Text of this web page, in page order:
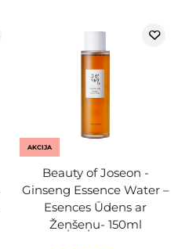
AKCIJA
Beauty of Joseon -
Ginseng Essence Water –
Esences Ūdens ar
Žeņšeņu- 150ml